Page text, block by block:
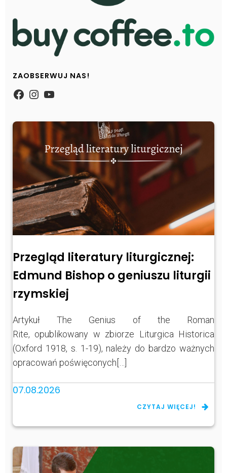
ZAOBSERWUJ NAS!
https://www.facebook.com/
Instagram
YouTube
Przegląd literatury liturgicznej:
Edmund Bishop o geniuszu liturgii
rzymskiej
Artykuł The Genius of the Roman
Rite, opublikowany w zbiorze Liturgica Historica
(Oxford 1918, s. 1-19), należy do bardzo ważnych
opracowań poświęconych[…]
07.08.2026
CZYTAJ WIĘCEJ!